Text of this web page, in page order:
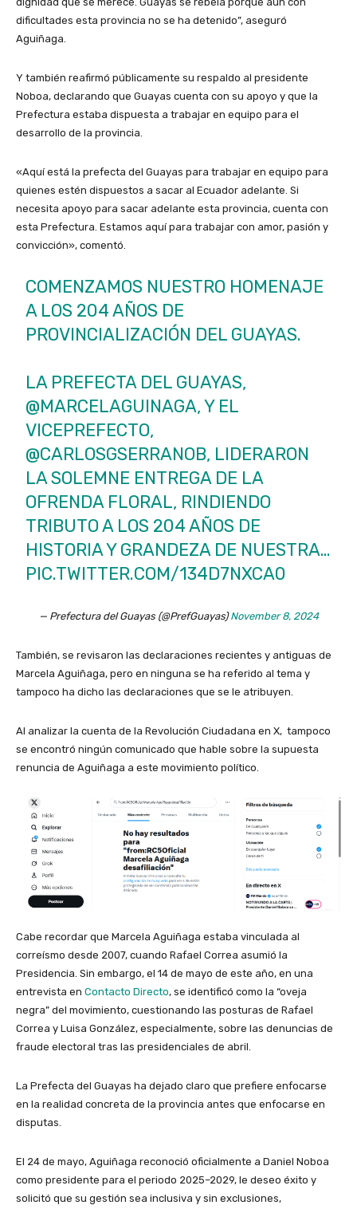
dificultades esta provincia no se ha detenido”, aseguró
Aguiñaga.
Y también reafirmó públicamente su respaldo al presidente
Noboa, declarando que Guayas cuenta con su apoyo y que la
Prefectura estaba dispuesta a trabajar en equipo para el
desarrollo de la provincia.
«Aquí está la prefecta del Guayas para trabajar en equipo para
quienes estén dispuestos a sacar al Ecuador adelante. Si
necesita apoyo para sacar adelante esta provincia, cuenta con
esta Prefectura. Estamos aquí para trabajar con amor, pasión y
convicción», comentó.
COMENZAMOS NUESTRO HOMENAJE
A LOS 204 AÑOS DE
PROVINCIALIZACIÓN DEL GUAYAS.
LA PREFECTA DEL GUAYAS,
@MARCELAGUINAGA, Y EL
VICEPREFECTO,
@CARLOSGSERRANOB, LIDERARON
LA SOLEMNE ENTREGA DE LA
OFRENDA FLORAL, RINDIENDO
TRIBUTO A LOS 204 AÑOS DE
HISTORIA Y GRANDEZA DE NUESTRA…
PIC.TWITTER.COM/134D7NXCA0
— Prefectura del Guayas (@PrefGuayas)November 8, 2024
También, se revisaron las declaraciones recientes y antiguas de
Marcela Aguiñaga, pero en ninguna se ha referido al tema y
tampoco ha dicho las declaraciones que se le atribuyen.
Al analizar la cuenta de la Revolución Ciudadana en X, tampoco
se encontró ningún comunicado que hable sobre la supuesta
renuncia de Aguiñaga a este movimiento político.
Cabe recordar que Marcela Aguiñaga estaba vinculada al
correísmo desde 2007, cuando Rafael Correa asumió la
Presidencia. Sin embargo, el 14 de mayo de este año, en una
entrevista en Contacto Directo, se identificó como la “oveja
negra” del movimiento, cuestionando las posturas de Rafael
Correa y Luisa González, especialmente, sobre las denuncias de
fraude electoral tras las presidenciales de abril.
La Prefecta del Guayas ha dejado claro que prefiere enfocarse
en la realidad concreta de la provincia antes que enfocarse en
disputas.
El 24 de mayo, Aguiñaga reconoció oficialmente a Daniel Noboa
como presidente para el periodo 2025–2029, le deseo éxito y
solicitó que su gestión sea inclusiva y sin exclusiones,